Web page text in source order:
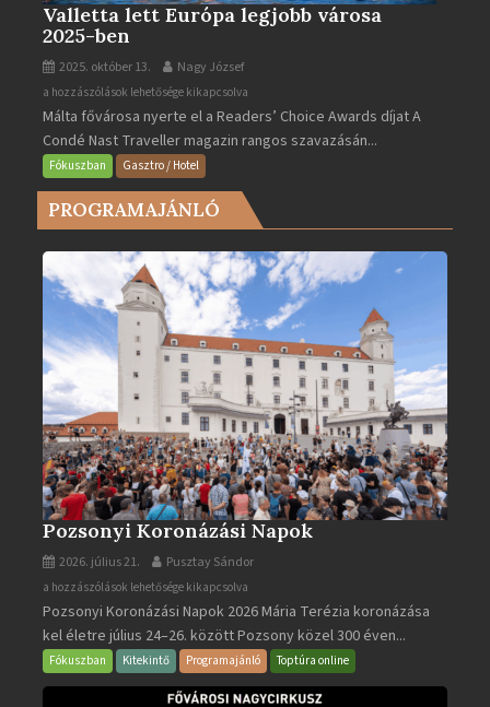
Valletta lett Európa legjobb városa
2025-ben
2025. október 13. Nagy József
Valletta
lett
Európa
legjobb
2025-
bejegyzéshez
a hozzászólások lehetősége kikapcsolva
Málta fővárosa nyerte el a Readers’ Choice Awards díjat A
Condé Nast Traveller magazin rangos szavazásán...
Fókuszban Gasztro / Hotel
PROGRAMAJÁNLÓ
Pozsonyi Koronázási Napok
2026. július 21. Pusztay Sándor
Pozsonyi
Koronázási
Napok
bejegyzéshez
a hozzászólások lehetősége kikapcsolva
Pozsonyi Koronázási Napok 2026 Mária Terézia koronázása
kel életre július 24–26. között Pozsony közel 300 éven...
Fókuszban Kitekintő Programajánló Toptúra online